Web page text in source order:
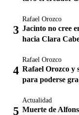
Rafael Orozco
Jacinto no cree
hacia Clara
Rafael Orozco
Rafael Orozco y
para poderse
Actualidad
Muerte de